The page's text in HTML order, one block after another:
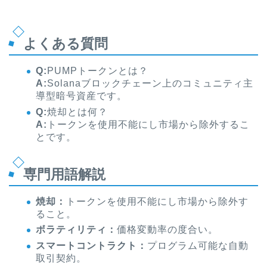
よくある質問
Q: PUMPトークンとは？
A:Solanaブロックチェーン上のコミュニティ主
導型暗号資産です。
Q:焼却とは何？
A: トークンを使用不能にし市場から除外するこ
とです。
専門用語解説
焼却：
トークンを使用不能にし市場から除外す
ること。
ボラティリティ： 価格変動率の度合い。
スマートコントラクト： プログラム可能な自動
取引契約。